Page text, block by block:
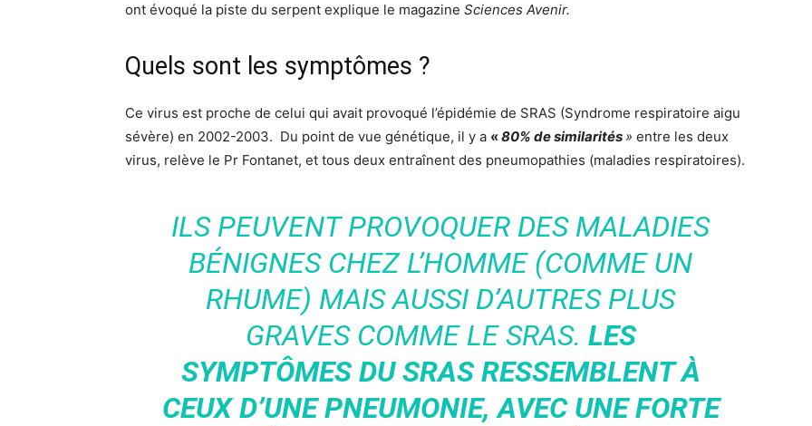
ont évoqué la piste du serpent explique le magazine Sciences Avenir.
Quels sont les symptômes ?
Ce virus est proche de celui qui avait provoqué l’épidémie de SRAS (Syndrome respiratoire aigu
sévère) en 2002-2003. Du point de vue génétique, il y a «80% de similarités» entre les deux
virus, relève le Pr Fontanet, et tous deux entraînent des pneumopathies (maladies respiratoires).
ILS PEUVENT PROVOQUER DES MALADIES
BÉNIGNES CHEZ L’HOMME (COMME UN
RHUME) MAIS AUSSI D’AUTRES PLUS
GRAVES COMME LE SRAS. LES
SYMPTÔMES DU SRAS RESSEMBLENT À
CEUX D’UNE PNEUMONIE, AVEC UNE FORTE